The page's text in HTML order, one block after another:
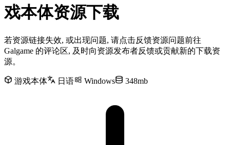
戏本体资源下载
若资源链接失效, 或出现问题, 请点击反馈资源问题前往
Galgame 的评论区, 及时向资源发布者反馈或贡献新的下载资
源。
游戏本体 日语 Windows 348mb